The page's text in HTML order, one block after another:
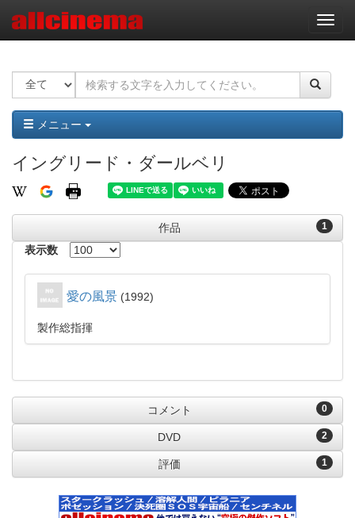
ナ
ビ
ー
ョ
ン
メニュー
イングリード・ダールベリ
1
作品
表示数
愛の風景 1992
製作総指揮
0
コメント
2
DVD
1
評価